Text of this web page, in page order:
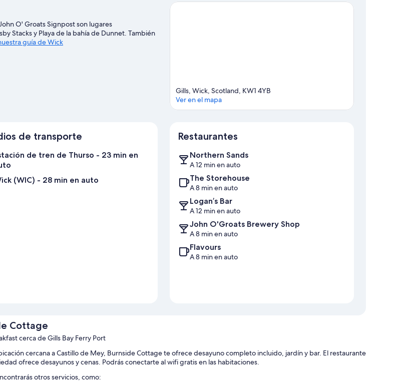
O' Groats Signpost son lugares
Stacks y Playa de la bahía de Dunnet. También
guía de Wick
Gills, Wick, Scotland, KW1 4YB
Ver en el mapa
de transporte
de tren de Thurso - 23 min en
(WIC) - 28 min en auto
Restaurantes
Northern Sands
A 12 min en auto
The Storehouse
A 8 min en auto
Logan’s Bar
A 12 min en auto
John O'Groats Brewery Shop
A 8 min en auto
Flavours
A 8 min en auto
Cottage
cerca de Gills Bay Ferry Port
cercana a Castillo de Mey, Burnside Cottage te ofrece desayuno completo incluido, jardín y bar. El restaurante
ofrece desayunos y cenas. Podrás conectarte al wifi gratis en las habitaciones.
otros servicios, como: